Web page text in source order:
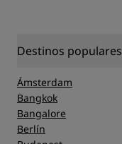
Destinos populares
Ámsterdam
Bangkok
Bangalore
Berlín